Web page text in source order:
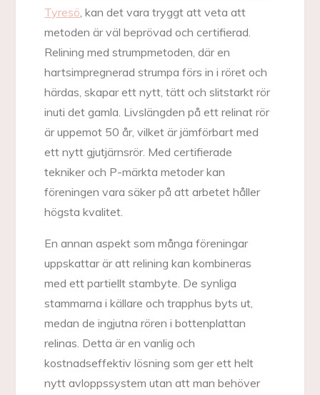
Tyresö, kan det vara tryggt att veta att
metoden är väl beprövad och certifierad.
Relining med strumpmetoden, där en
hartsimpregnerad strumpa förs in i röret och
härdas, skapar ett nytt, tätt och slitstarkt rör
inuti det gamla. Livslängden på ett relinat rör
är uppemot 50 år, vilket är jämförbart med
ett nytt gjutjärnsrör. Med certifierade
tekniker och P-märkta metoder kan
föreningen vara säker på att arbetet håller
högsta kvalitet.
En annan aspekt som många föreningar
uppskattar är att relining kan kombineras
med ett partiellt stambyte. De synliga
stammarna i källare och trapphus byts ut,
medan de ingjutna rören i bottenplattan
relinas. Detta är en vanlig och
kostnadseffektiv lösning som ger ett helt
nytt avloppssystem utan att man behöver